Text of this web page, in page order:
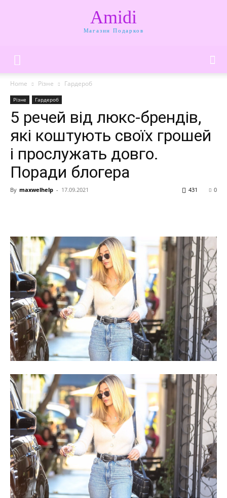
Amidi
Магазин Подарков
Home Різне Гардероб
Різне Гардероб
5 речей від люкс-брендів,
які коштують своїх грошей
і прослужать довго.
Поради блогера
By maxwelhelp - 17.09.2021 0
431